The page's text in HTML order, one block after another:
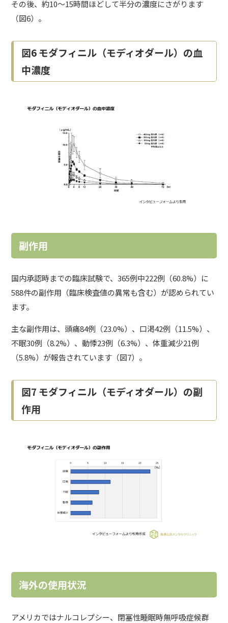
その後、約10～15時間ほどして半分の濃度にさがります
（図6）。
図6 モダフィニル（モディオダール）の血
中濃度
副作用
国内承認時までの臨床試験で、365例中222例（60.8%）に
588件の副作用（臨床検査値の異常も含む）が認められてい
ます。
主な副作用は、頭痛84例（23.0%）、口渇42例（11.5%）、
不眠30例（8.2%）、動悸23例（6.3%）、体重減少21例
（5.8%）が報告されています（図7）。
図7 モダフィニル（モディオダール）の副
作用
海外の使用状況
アメリカではナルコレプシー、閉塞性睡眠時無呼吸症候群